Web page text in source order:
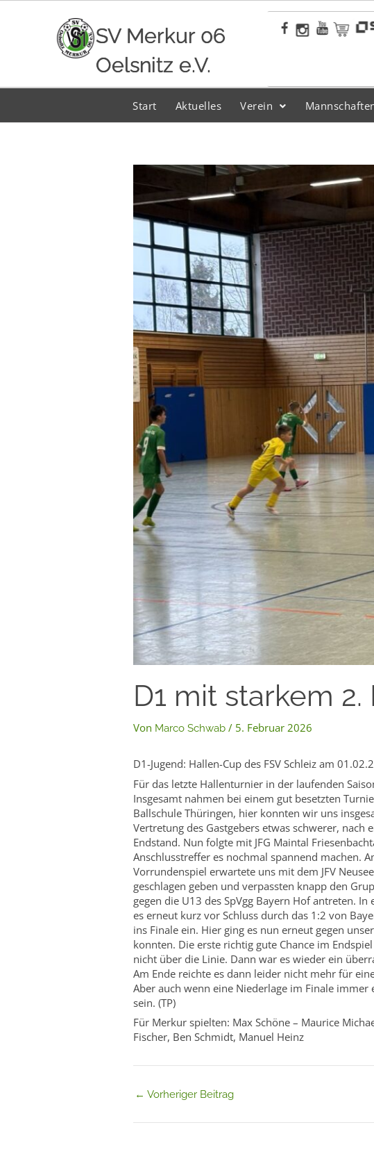
SV Merkur 06
Oelsnitz e.V.
Start Aktuelles Verein
D1 mit starkem
Von Marco Schwab / 5. Februar 2026
D1-Jugend: Hallen-Cup des FSV Schleiz am
Für das letzte Hallenturnier in der laufenden
Insgesamt nahmen bei einem gut besetzten
Ballschule Thüringen, hier konnten wir uns
Vertretung des Gastgebers etwas schwerer,
Endstand. Nun folgte mit JFG Maintal
Anschlusstreffer es nochmal spannend machen.
Vorrundenspiel erwartete uns mit dem JFV
geschlagen geben und verpassten knapp den
gegen die U13 des SpVgg Bayern Hof antreten.
es erneut kurz vor Schluss durch das 1:2 von
ins Finale ein. Hier ging es nun erneut gegen
konnten. Die erste richtig gute Chance im
nicht über die Linie. Dann war es wieder ein
Am Ende reichte es dann leider nicht mehr für
Aber auch wenn eine Niederlage im Finale
sein. (TP)
Für Merkur spielten: Max Schöne – Maurice
Fischer, Ben Schmidt, Manuel Heinz
← Vorheriger Beitrag